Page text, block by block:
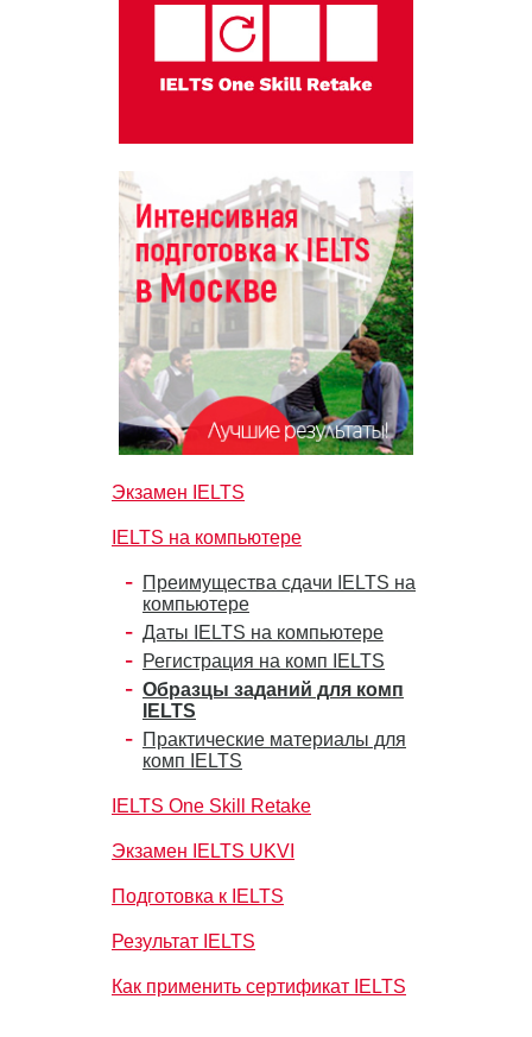
Экзамен IELTS
IELTS на компьютере
Преимущества сдачи IELTS на
компьютере
Даты IELTS на компьютере
Регистрация на комп IELTS
Образцы заданий для комп
IELTS
Практические материалы для
комп IELTS
IELTS One Skill Retake
Экзамен IELTS UKVI
Подготовка к IELTS
Результат IELTS
Как применить сертификат IELTS